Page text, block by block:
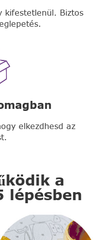
kifestetlenül. Biztos
elkezdhesd az
a
lépésben